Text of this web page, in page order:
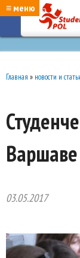
google-site-
≡ меню
Главная » новости и
03.05.2017